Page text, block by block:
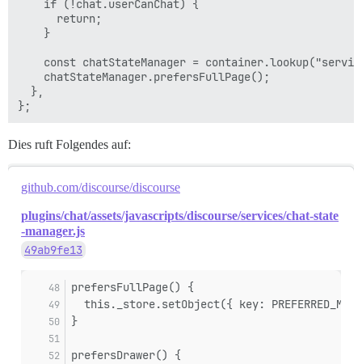
    if (!chat.userCanChat) {
      return;
    }
const chatStateManager =
    chatStateManager.prefersFullPage();
  },
Dies ruft Folgendes auf:
github.com/discourse/discourse
plugins/chat/assets/javascripts/discourse/services/chat-state
-manager.js
49ab9fe13
prefersFullPage() {
this._store.setObject({ key:
}
prefersDrawer() {